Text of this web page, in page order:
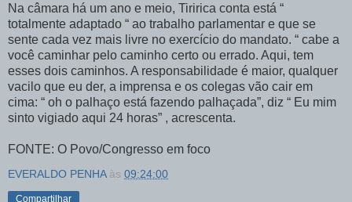
Na câmara há um ano e meio, Tiririca conta está “
totalmente adaptado “ ao trabalho parlamentar e que se
sente cada vez mais livre no exercício do mandato. “ cabe a
você caminhar pelo caminho certo ou errado. Aqui, tem
esses dois caminhos. A responsabilidade é maior, qualquer
vacilo que eu der, a imprensa e os colegas vão cair em
cima: “ oh o palhaço está fazendo palhaçada”, diz “ Eu mim
sinto vigiado aqui 24 horas” , acrescenta.
FONTE: O Povo/Congresso em foco
EVERALDO PENHA às 09:24:00
Compartilhar